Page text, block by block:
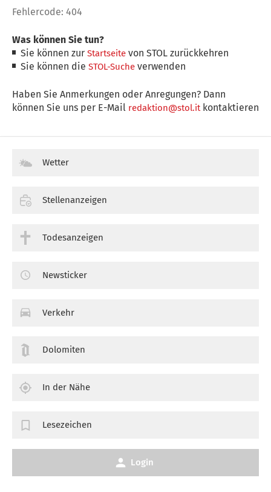
Fehlercode: 404
Was können Sie tun?
Sie können zurStartseite von STOL zurückkehren
Sie können dieSTOL-Suche verwenden
Haben Sie Anmerkungen oder Anregungen? Dann
können Sie uns per E-Mail redaktion@stol.itkontaktieren
Wetter
Stellenanzeigen
Todesanzeigen
Newsticker
Verkehr
Dolomiten
In der Nähe
Lesezeichen
Login